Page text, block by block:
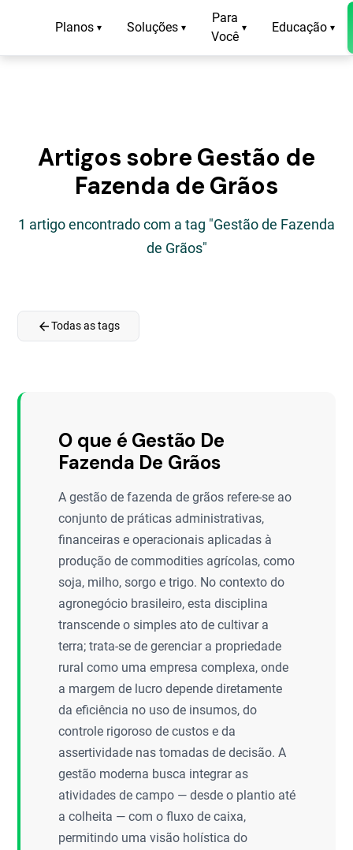
Planos ▾ Soluções ▾
Para
Você
▾ Educação ▾
Artigos sobre Gestão de
Fazenda de Grãos
1 artigo encontrado com a tag "Gestão de Fazenda
de Grãos"
arrow_backTodas as tags
O que é Gestão De
Fazenda De Grãos
A gestão de fazenda de grãos refere-se ao
conjunto de práticas administrativas,
financeiras e operacionais aplicadas à
produção de commodities agrícolas, como
soja, milho, sorgo e trigo. No contexto do
agronegócio brasileiro, esta disciplina
transcende o simples ato de cultivar a
terra; trata-se de gerenciar a propriedade
rural como uma empresa complexa, onde
a margem de lucro depende diretamente
da eficiência no uso de insumos, do
controle rigoroso de custos e da
assertividade nas tomadas de decisão. A
gestão moderna busca integrar as
atividades de campo — desde o plantio até
a colheita — com o fluxo de caixa,
permitindo uma visão holística do